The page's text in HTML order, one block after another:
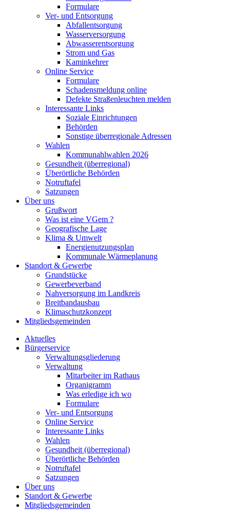
Formulare
Ver- und Entsorgung
Abfallentsorgung
Wasserversorgung
Abwasserentsorgung
Strom und Gas
Kaminkehrer
Online Service
Formulare
Schadensmeldung online
Defekte Straßenleuchten melden
Interessante Links
Soziale Einrichtungen
Behörden
Sonstige überregionale Adressen
Wahlen
Kommunahlwahlen 2026
Gesundheit (überregional)
Überörtliche Behörden
Notruftafel
Satzungen
Über uns
Grußwort
Was ist eine VGem ?
Geografische Lage
Klima & Umwelt
Energienutzungsplan
Kommunale Wärmeplanung
Standort & Gewerbe
Grundstücke
Gewerbeverband
Nahversorgung im Landkreis
Breitbandausbau
Klimaschutzkonzept
Mitgliedsgemeinden
Aktuelles
Bürgerservice
Verwaltungsgliederung
Verwaltung
Mitarbeiter im Rathaus
Organigramm
Was erledige ich wo
Formulare
Ver- und Entsorgung
Online Service
Interessante Links
Wahlen
Gesundheit (überregional)
Überörtliche Behörden
Notruftafel
Satzungen
Über uns
Standort & Gewerbe
Mitgliedsgemeinden